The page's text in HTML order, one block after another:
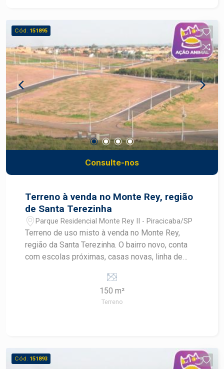
drenagem, iluminação pública e praças de lazer. O
Parque dos Laranjais conta com lazer
diferenciado dos demais loteamentos de
Piracicaba, tendo entre eles: beach tennis, campo
gramado, playground, espaço food truck, pista de
caminhada, park dog, entre outros. Algumas das
condições diferenciadas de pré-lançamento
inclui parcelas a partir de R$ 831,32!
Cód. 151895
Consulte-nos
Terreno à venda no Monte Rey, região
de Santa Terezinha
Parque Residencial Monte Rey II - Piracicaba/SP
Terreno de uso misto à venda no Monte Rey,
região da Santa Terezinha. O bairro novo, conta
com escolas próximas, casas novas, linha de
venda pode ser feita com financiamento para
150 m²
Terreno
Cód. 151893